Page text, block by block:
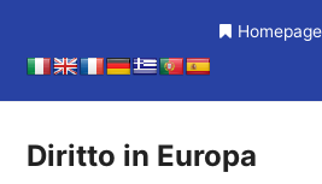
Homepage
Diritto in Europa